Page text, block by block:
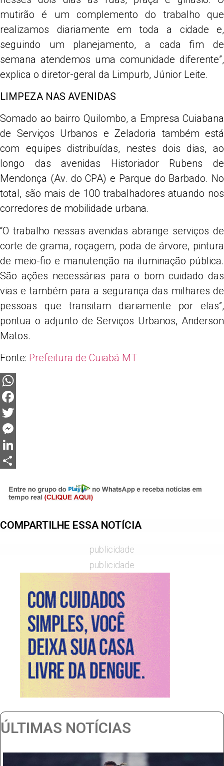
mutirão é um complemento do trabalho que
realizamos diariamente em toda a cidade e,
seguindo um planejamento, a cada fim de
semana atendemos uma comunidade diferente”,
explica o diretor-geral da Limpurb, Júnior Leite.
LIMPEZA NAS AVENIDAS
Somado ao bairro Quilombo, a Empresa Cuiabana
de Serviços Urbanos e Zeladoria também está
com equipes distribuídas, nestes dois dias, ao
longo das avenidas Historiador Rubens de
Mendonça (Av. do CPA) e Parque do Barbado. No
total, são mais de 100 trabalhadores atuando nos
corredores de mobilidade urbana.
“O trabalho nessas avenidas abrange serviços de
corte de grama, roçagem, poda de árvore, pintura
de meio-fio e manutenção na iluminação pública.
São ações necessárias para o bom cuidado das
vias e também para a segurança das milhares de
pessoas que transitam diariamente por elas”,
pontua o adjunto de Serviços Urbanos, Anderson
Matos.
Fonte: Prefeitura de Cuiabá MT
WhatsApp
Facebook
Twitter
Messenger
LinkedIn
COMPARTILHE ESSA NOTÍCIA
publicidade
publicidade
ÚLTIMAS NOTÍCIAS